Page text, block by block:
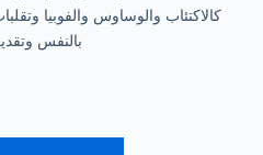
كالاكتئاب والوساوس والفوبيا
بالنفس